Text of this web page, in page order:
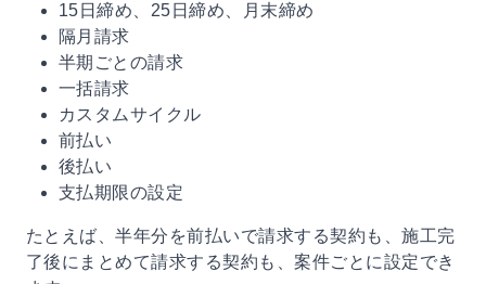
15日締め、25日締め、月末締め
隔月請求
半期ごとの請求
一括請求
カスタムサイクル
前払い
後払い
支払期限の設定
たとえば、半年分を前払いで請求する契約も、施工完
了後にまとめて請求する契約も、案件ごとに設定でき